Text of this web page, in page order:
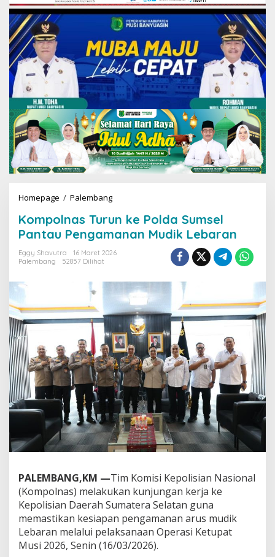
Homepage / Palembang
m
p
o
l
r
n
k
e
P
o
a
S
u
m
e
l
P
a
n
t
a
u
Kompolnas Turun ke Polda Sumsel
Pantau Pengamanan Mudik Lebaran
Eggy Shavutra
16 Maret 2026
Palembang
52857 Dilihat
PALEMBANG,KM —Tim Komisi Kepolisian Nasional
(Kompolnas) melakukan kunjungan kerja ke
Kepolisian Daerah Sumatera Selatan guna
memastikan kesiapan pengamanan arus mudik
Lebaran melalui pelaksanaan Operasi Ketupat
Musi 2026, Senin (16/03/2026).